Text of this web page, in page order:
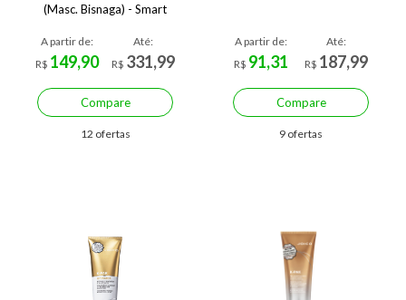
(Masc. Bisnaga) - Smart
A partir de:
R$ 149,90
Até:
R$ 331,99
Compare
12 ofertas
A partir de:
R$ 91,31
Até:
R$ 187,99
Compare
9 ofertas